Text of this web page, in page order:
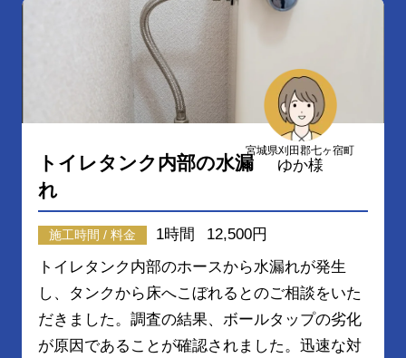
宮城県刈田郡七ヶ宿町
ゆか様
トイレタンク内部の水漏
れ
施工時間 / 料金 1時間
12,500円
トイレタンク内部のホースから水漏れが発生
し、タンクから床へこぼれるとのご相談をいた
だきました。調査の結果、ボールタップの劣化
が原因であることが確認されました。迅速な対